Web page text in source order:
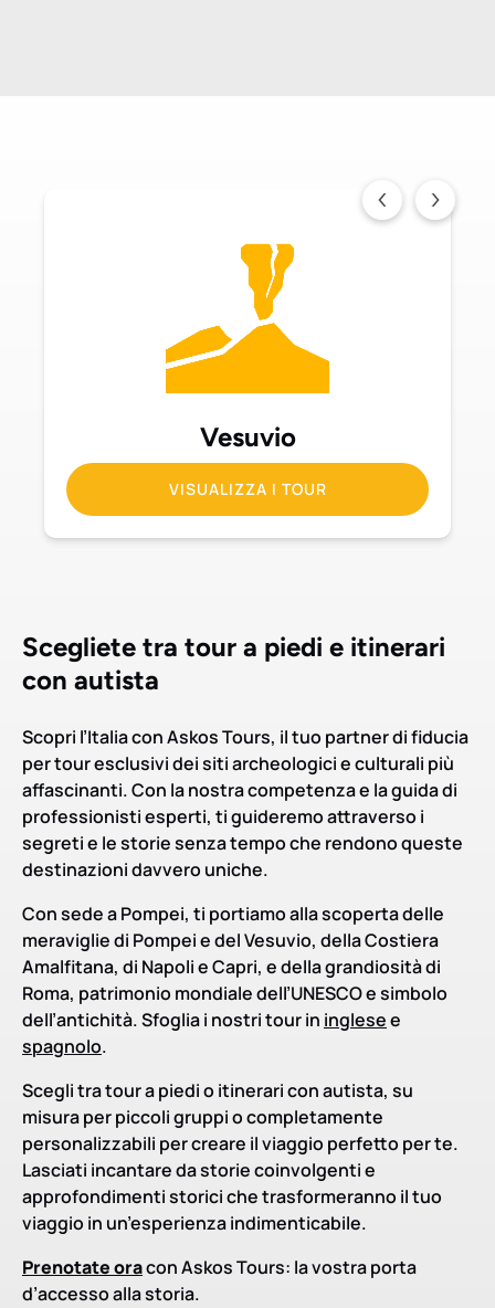
Scegliete tra tour a piedi e itinerari
con autista
Scopri l’Italia con Askos Tours, il tuo partner di fiducia
per tour esclusivi dei siti archeologici e culturali più
affascinanti. Con la nostra competenza e la guida di
professionisti esperti, ti guideremo attraverso i
segreti e le storie senza tempo che rendono queste
destinazioni davvero uniche.
Con sede a Pompei, ti portiamo alla scoperta delle
meraviglie di Pompei e del Vesuvio, della Costiera
Amalfitana, di Napoli e Capri, e della grandiosità di
Roma, patrimonio mondiale dell’UNESCO e simbolo
dell’antichità. Sfoglia i nostri tour in inglesee
spagnolo.
Scegli tra tour a piedi o itinerari con autista, su
misura per piccoli gruppi o completamente
personalizzabili per creare il viaggio perfetto per te.
Lasciati incantare da storie coinvolgenti e
approfondimenti storici che trasformeranno il tuo
viaggio in un’esperienza indimenticabile.
Prenotate oracon Askos Tours: la vostra porta
d’accesso alla storia.
Vesuvio
VISUALIZZA I TOUR